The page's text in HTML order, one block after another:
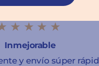
Inmejorable
y envío súper